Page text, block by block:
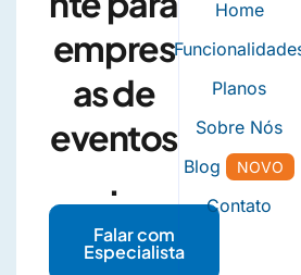
empres
as de
eventos
.
Falar com
Especialista
Home
Planos
Sobre Nós
Blog
NOVO
Contato